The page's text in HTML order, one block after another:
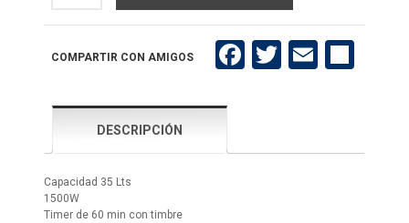
36
cantidad
COMPARTIR CON AMIGOS FacebookTwitter
DESCRIPCIÓN
Capacidad 35 Lts
1500W
Timer de 60 min con timbre